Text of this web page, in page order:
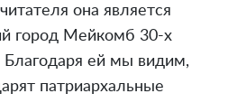
она является
город Мейкомб 30-х
Благодаря ей мы видим,
патриархальные